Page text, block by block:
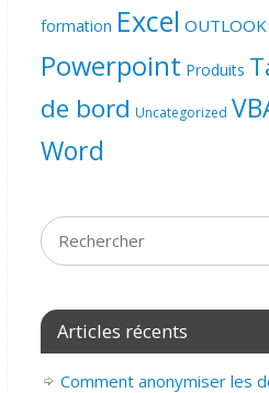
formation Excel OUTLOOK
Powerpoint Produits
de bord Uncategorized
Word
Articles récents
Comment anonymiser les